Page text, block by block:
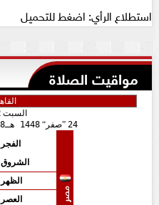
استطلاع الرأي: اضغط للتحميل
مواقيت الصلاة
السبت
24
صفر 1448 هـ
مصر
الفجر
الشروق
الظهر
العصر